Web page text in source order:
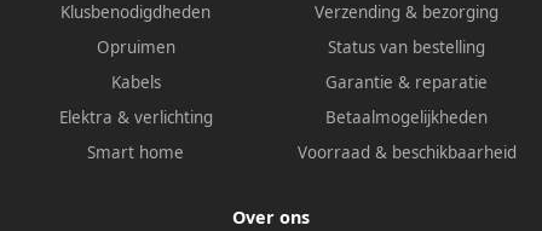
Klusbenodigdheden
Opruimen
Kabels
Elektra & verlichting
Smart home
Verzending & bezorging
Status van bestelling
Garantie & reparatie
Betaalmogelijkheden
Voorraad & beschikbaarheid
Over ons